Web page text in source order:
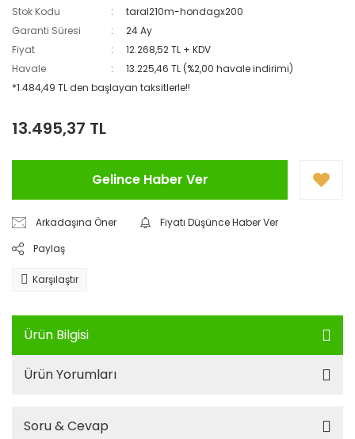
Stok Kodu
taral210m-hondagx200
Garanti Süresi
24 Ay
Fiyat
12.268,52 TL + KDV
Havale
13.225,46 TL (%2,00 havale indirimi)
*1.484,49 TL den başlayan taksitlerle!!
13.495,37 TL
Gelince Haber Ver
Arkadaşına Öner
Fiyatı Düşünce Haber Ver
Paylaş
Karşılaştır
Ürün Bilgisi
Ürün Yorumları
Soru & Cevap